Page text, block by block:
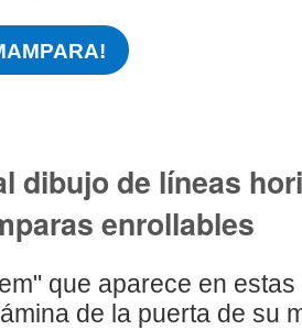
dibujo de líneas
enrollables
que aparece en
de la puerta de su